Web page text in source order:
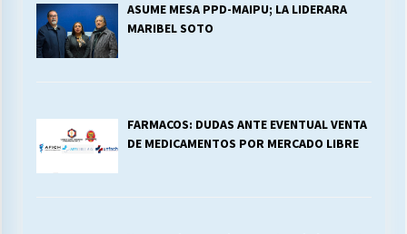
ASUME MESA PPD-MAIPU; LA LIDERARA
MARIBEL SOTO
FARMACOS: DUDAS ANTE EVENTUAL VENTA
DE MEDICAMENTOS POR MERCADO LIBRE